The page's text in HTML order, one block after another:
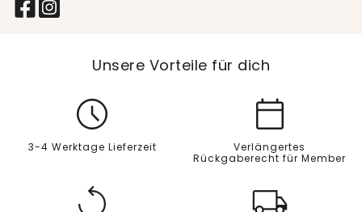
Unsere Vorteile für dich
3-4 Werktage Lieferzeit
Verlängertes
Rückgaberecht für Member